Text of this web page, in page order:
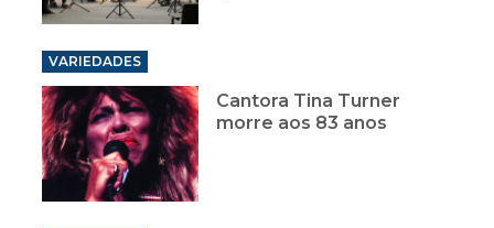
VARIEDADES
Cantora Tina Turner
morre aos 83 anos